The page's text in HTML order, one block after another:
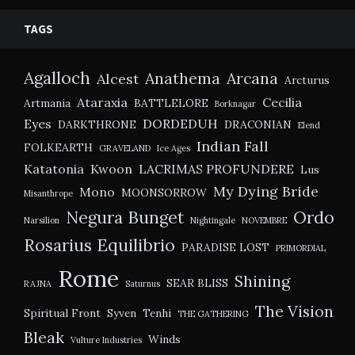
TAGS
Agalloch Alcest Anathema Arcana Arcturus
Artmania Ataraxia BATTLELORE Borknagar
Cecilia
Eyes DARKTHRONE DORDEDUH DRACONIAN Elend
FOLKEARTH GRAVELAND Ice Ages Indian Fall
Katatonia Kwoon LACRIMAS PROFUNDERE Lus
Misanthrope Mono MOONSORROW My Dying Bride
Narsilion Negura Bunget Nightingale NOVEMBRE
Ordo
Rosarius Equilibrio PARADISE LOST PRIMORDIAL
RAJNA Rome Saturnus SEAR BLISS Shining
Spiritual Front Syven Tenhi THE GATHERING The Vision
Bleak Vulture Industries Winds